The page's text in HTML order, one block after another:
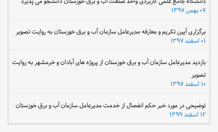
۰۷ بهمن ۱۳۹۷
برگزاری آیین تکریم و معارفه مدیرعامل سازمان آب و برق خوزستان به روایت تصویر
بازدید مدیرعامل سازمان آب و برق خوزستان از پروژه های آبادان و خرمشهر به روایت
تصویر
توضیحی در مورد خبر حکم انفصال از خدمت مدیرعامل سازمان آب و برق خوزستان
۱۲ اسفند ۱۳۹۹